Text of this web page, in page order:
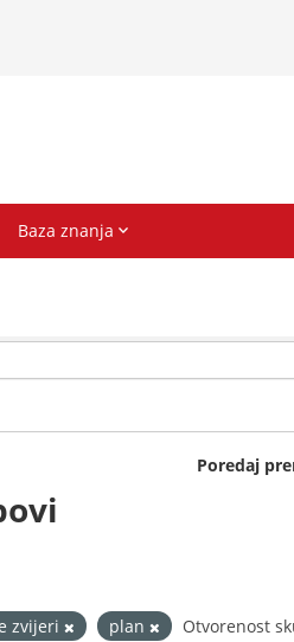
Poredaj
zvijeri plan
Otvorenost